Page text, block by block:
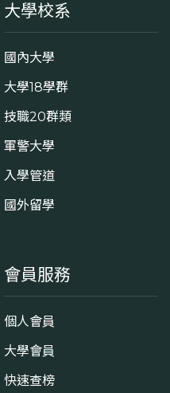
大學校系
國內大學
大學18學群
技職20群類
軍警大學
入學管道
國外留學
會員服務
個人會員
大學會員
快速查榜